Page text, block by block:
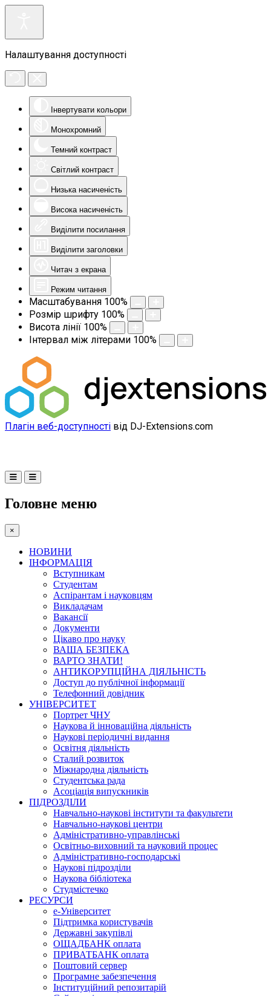
Налаштування доступності
Інвертувати кольори
Монохромний
Темний контраст
Світлий контраст
Низька насиченість
Висока насиченість
Виділити посилання
Виділити заголовки
Читач з екрана
Режим читання
Масштабування 100%
Розмір шрифту 100%
Висота лінії 100%
Інтервал між літерами 100%
Плагін веб-доступності від DJ-Extensions.com
Головне меню
×
НОВИНИ
ІНФОРМАЦІЯ
Вступникам
Студентам
Аспірантам і науковцям
Викладачам
Вакансії
Документи
Цікаво про науку
ВАША БЕЗПЕКА
ВАРТО ЗНАТИ!
АНТИКОРУПЦІЙНА ДІЯЛЬНІСТЬ
Доступ до публічної інформації
Телефонний довідник
УНІВЕРСИТЕТ
Портрет ЧНУ
Наукова й інноваційна діяльність
Наукові періодичні видання
Освітня діяльність
Сталий розвиток
Міжнародна діяльність
Студентська рада
Асоціація випускників
ПІДРОЗДІЛИ
Навчально-наукові інститути та факультети
Навчально-наукові центри
Адміністративно-управлінські
Освітньо-виховний та науковий процес
Адміністративно-господарські
Наукові підрозділи
Наукова бібліотека
Студмістечко
РЕСУРСИ
е-Університет
Підтримка користувачів
Державні закупівлі
ОЩАДБАНК оплата
ПРИВАТБАНК оплата
Поштовий сервер
Програмне забезпечення
Інституційний репозитарій